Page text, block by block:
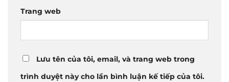
Trang web
Lưu tên của tôi, email, và trang web trong
trình duyệt này cho lần bình luận kế tiếp của tôi.